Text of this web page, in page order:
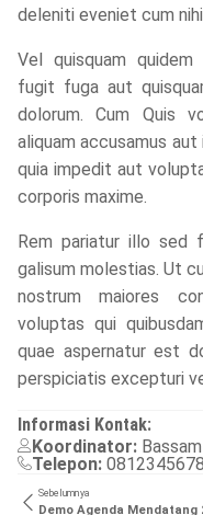
deleniti eveniet cum
Vel quisquam
fugit fuga aut
dolorum. Cum Quis
aliquam accusamus
quia impedit aut
corporis maxime.
Rem pariatur illo sed
galisum molestias. Ut
nostrum maiores
voluptas qui
quae aspernatur est
perspiciatis excepturi
Informasi Kontak:
Koordinator: Bassam
Telepon:
Sebelumnya
Demo Agenda Mendatang